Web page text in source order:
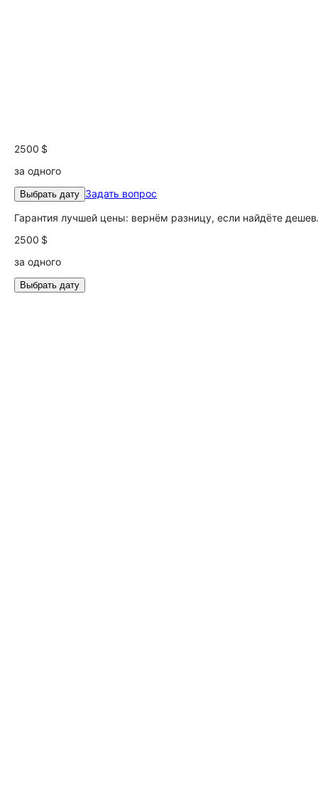
2500 $
за одного
Выбрать дату Задать вопрос
Гарантия лучшей цены: вернём разницу, если найдёте
2500 $
за одного
Выбрать дату